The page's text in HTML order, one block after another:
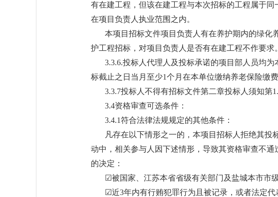
有在建工程，但该在建工程与本次招标的工程属于
在项目负责人执业范围之内。
本项目招标文件项目负责人有在养护期内的绿化
护工程招标，对项目负责人是否有在建工程不作要求。
3.3.6.投标人代理人及投标承诺的项目部人员均
标截止之日当月至少1个月在本单位缴纳养老保险缴
3.3.7投标人不得有招标文件第二章投标人须知第
3.4资格审查可选条件：
3.4.1符合法律法规规定的其他条件：
凡存在以下情形之一的，本项目招标人拒绝其
动中，相关参与人因下述情形，导致其资格审查不
的决定：
☑被国家、江苏本省省级有关部门及盐城本市市
☑近3年内有行贿犯罪行为且被记录，或者法定